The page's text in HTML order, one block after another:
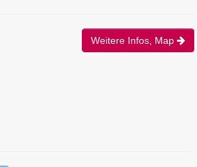
Weitere Infos, Map